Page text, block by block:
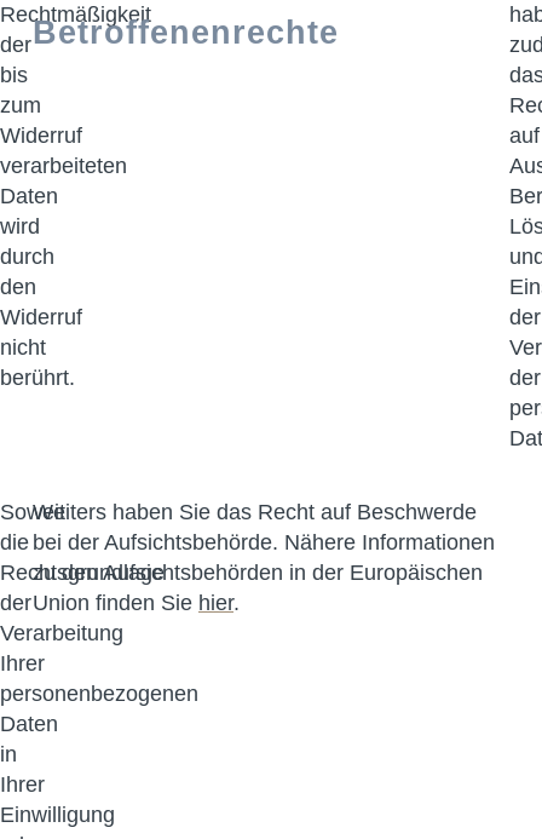
Rechtmäßigkeit
der
bis
zum
Widerruf
verarbeiteten
Daten
wird
durch
den
Widerruf
nicht
berührt.
Betroffenenrechte
auf
der
der
Soweit
die
Rechtsgrundlage
der
Verarbeitung
Ihrer
personenbezogenen
Daten
in
Ihrer
Einwilligung
Weiters haben Sie das Recht auf Beschwerde
bei der Aufsichtsbehörde. Nähere Informationen
zu den Aufsichtsbehörden in der Europäischen
Union finden Sie hier.